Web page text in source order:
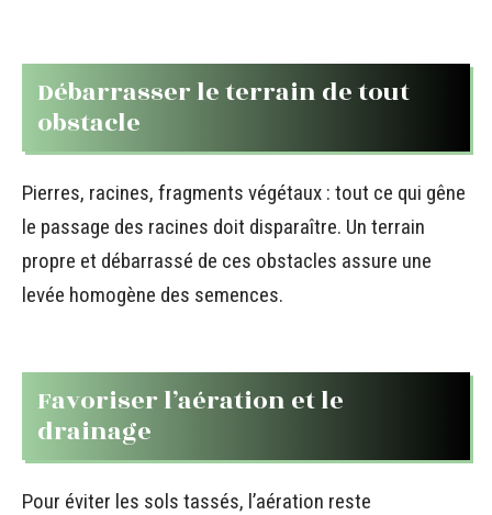
Débarrasser le terrain de tout
obstacle
Pierres, racines, fragments végétaux : tout ce qui gêne
le passage des racines doit disparaître. Un terrain
propre et débarrassé de ces obstacles assure une
levée homogène des semences.
Favoriser l’aération et le
drainage
Pour éviter les sols tassés, l’aération reste